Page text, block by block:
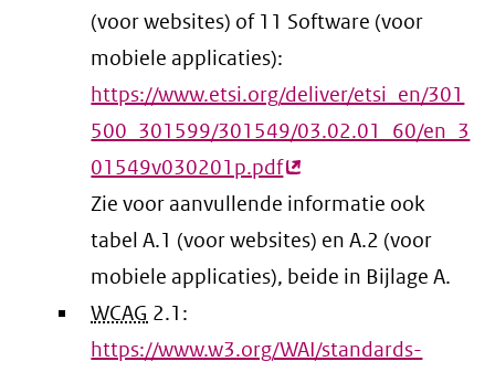
(voor websites) of 11 Software (voor
mobiele applicaties):
https://www.etsi.org/deliver/etsi_en/301
500_301599/301549/03.02.01_60/en_3
01549v030201p.pdf(externe
link)
Zie voor aanvullende informatie ook
tabel A.1 (voor websites) en A.2 (voor
mobiele applicaties), beide in Bijlage A.
WCAG 2.1:
https://www.w3.org/WAI/standards-